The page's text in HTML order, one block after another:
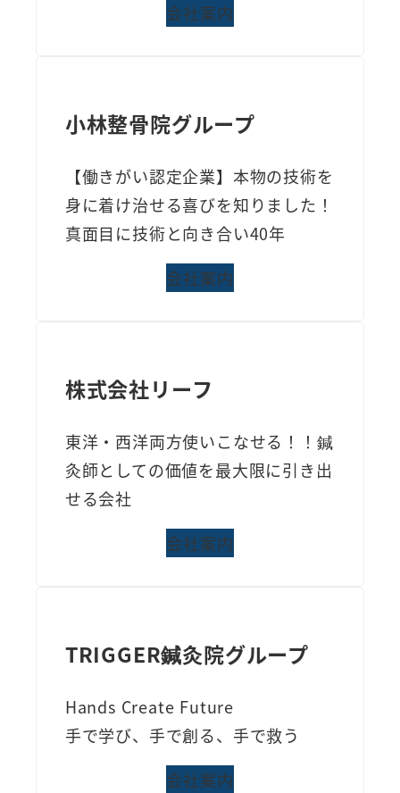
会社案内
小林整骨院グループ
【働きがい認定企業】本物の技術を
身に着け治せる喜びを知りました！
真面目に技術と向き合い40年
会社案内
株式会社リーフ
東洋・西洋両方使いこなせる！！鍼
灸師としての価値を最大限に引き出
せる会社
会社案内
TRIGGER鍼灸院グループ
Hands Create Future
手で学び、手で創る、手で救う
会社案内